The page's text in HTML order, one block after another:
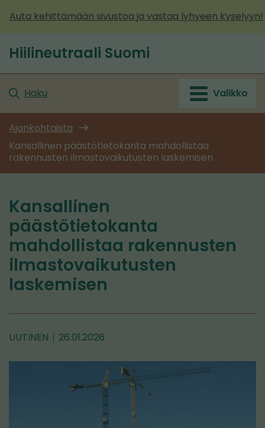
sisältöön
Auta kehittämään sivustoa ja vastaa lyhyeen kyselyyn!
Etusivu
Hiilineutraali Suomi
Haku Valikko
Ajankohtaista
Kansallinen päästötietokanta mahdollistaa
rakennusten ilmastovaikutusten laskemisen
Kansallinen
päästötietokanta
mahdollistaa rakennusten
ilmastovaikutusten
laskemisen
UUTINEN 26.01.2026